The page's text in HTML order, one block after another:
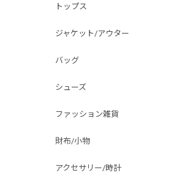
トップス
ジャケット/アウター
バッグ
シューズ
ファッション雑貨
財布/小物
アクセサリー/時計
別注限定 フード付き チェックシャツジャケット